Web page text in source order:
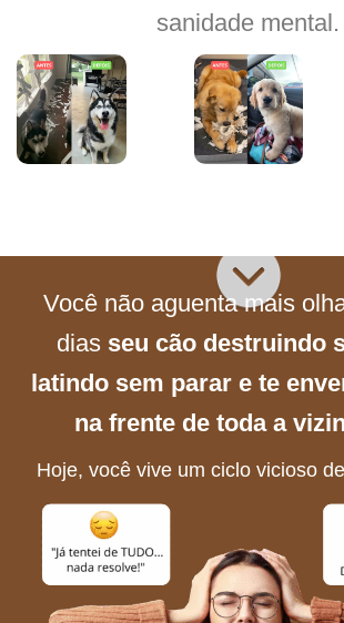
sanidade mental.
Você não aguenta mais
dias seu cão destruindo
latindo sem parar e te
na frente de toda a
Hoje, você vive um ciclo vicioso